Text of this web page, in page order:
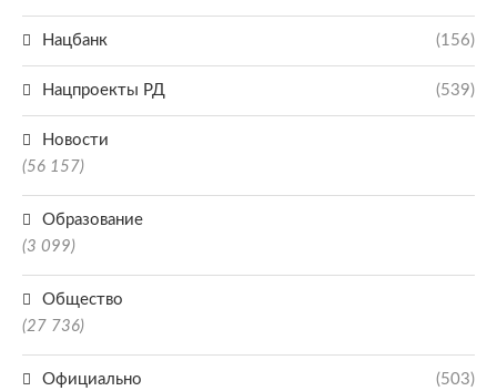
Нацбанк (156)
Нацпроекты РД (539)
Новости
(56 157)
Образование
(3 099)
Общество
(27 736)
Официально (503)